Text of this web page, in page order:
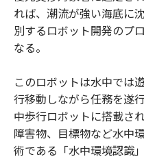
れば、潮流が強い海底に
別するロボット開発のプ
なる。
このロボットは水中では
行移動しながら任務を遂
中歩行ロボットに搭載さ
障害物、目標物など水中
術である「水中環境認識